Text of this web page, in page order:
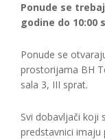
Ponude se
godine do 10:00
Ponude se
prostorijama BH
sala 3, III sprat.
Svi dobavljači koji
predstavnici